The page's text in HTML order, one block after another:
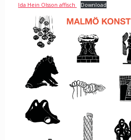
Ida Hein Olsson affisch Download